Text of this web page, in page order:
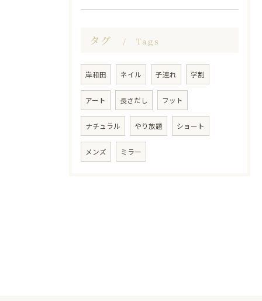
タグ Tags
岸和田 ネイル 子連れ 学割
アート 長さだし フット
ナチュラル やり放題 ショート
メンズ ミラー